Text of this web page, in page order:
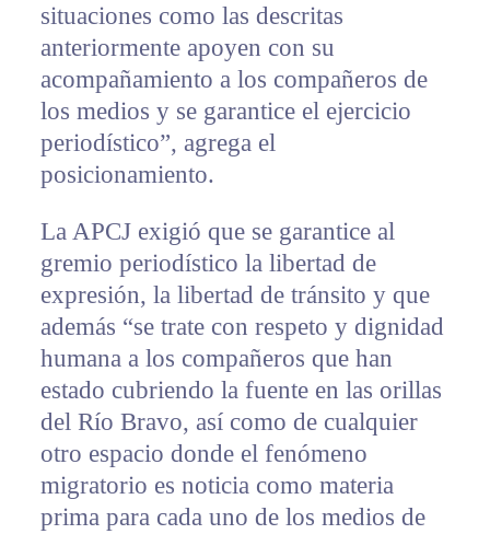
situaciones como las descritas
anteriormente apoyen con su
acompañamiento a los compañeros de
los medios y se garantice el ejercicio
periodístico”, agrega el
posicionamiento.
La APCJ exigió que se garantice al
gremio periodístico la libertad de
expresión, la libertad de tránsito y que
además “se trate con respeto y dignidad
humana a los compañeros que han
estado cubriendo la fuente en las orillas
del Río Bravo, así como de cualquier
otro espacio donde el fenómeno
migratorio es noticia como materia
prima para cada uno de los medios de